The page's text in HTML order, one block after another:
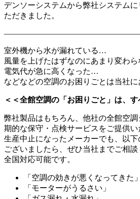
デンソーシステムから弊社システム
ただきました。
室外機から水が漏れている…
風量を上げたはずなのにあまり変わ
電気代が急に高くなった…
などなどの空調のお困りごとは当社に
＜＜全館空調の「お困りごと」は、
弊社製品はもちろん、他社の全館空
期的な保守・点検サービスをご提供い
生産中止になったメーカーでも、以
ございましたら、ぜひ当社までご相談
全国対応可能です。
「空調の効きが悪くなってきた」
「モーターがうるさい」